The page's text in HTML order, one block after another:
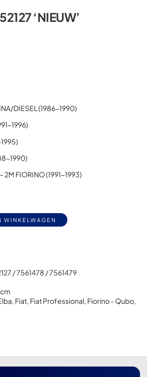
‘NIEUW’
DIESEL (1986-1990)
1996)
1990)
2M FIORINO (1991-1993)
WINKELWAGEN
/ 7561478 / 7561479
, Fiat, Fiat Professional, Fiorino - Qubo,